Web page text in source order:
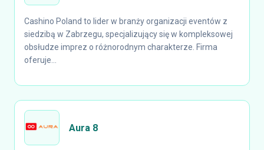
Cashino Poland to lider w branży organizacji eventów z
siedzibą w Zabrzegu, specjalizujący się w kompleksowej
obsłudze imprez o różnorodnym charakterze. Firma
oferuje...
Aura 8